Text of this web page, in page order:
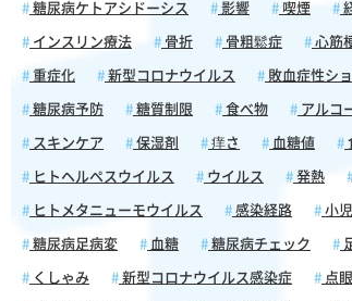
糖尿病ケトアシドーシス 影響 喫煙
インスリン療法 骨折 骨粗鬆症 心筋
重症化 新型コロナウイルス 敗血症性シ
糖尿病予防 糖質制限 食べ物 アルコ
スキンケア 保湿剤 痒さ 血糖値
ヒトヘルペスウイルス ウイルス 発熱
ヒトメタニューモウイルス 感染経路 小児
糖尿病足病変 血糖 糖尿病チェック
くしゃみ 新型コロナウイルス感染症 点